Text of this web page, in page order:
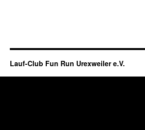
Lauf-Club Fun Run Urexweiler e.V.